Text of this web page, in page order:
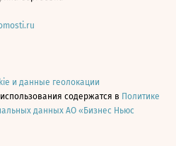
и данные геолокации
содержатся в Политике
данных АО «Бизнес Ньюс